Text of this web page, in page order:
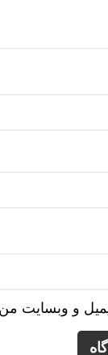
و وبسایت